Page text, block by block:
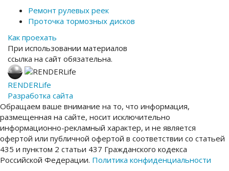
Ремонт рулевых реек
Проточка тормозных дисков
Как проехать
При использовании материалов
ссылка на сайт обязательна.
RENDERLife
Разработка сайта
Обращаем ваше внимание на то, что информация,
размещенная на сайте, носит исключительно
информационно-рекламный характер, и не является
офертой или публичной офертой в соответствии со статьей
435 и пунктом 2 статьи 437 Гражданского кодекса
Российской Федерации. Политика конфиденциальности